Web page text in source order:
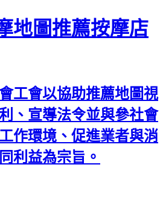
地圖推薦按摩店
工會以協助推薦地圖視
、宣導法令並與參社會
作環境、促進業者與消
利益為宗旨。